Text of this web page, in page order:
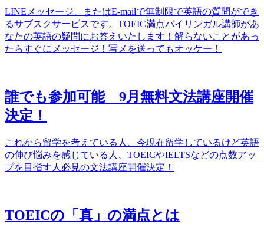
LINEメッセージ、またはE-mailで無制限で英語の質問ができ
るサブスクサービスです。TOEIC満点バイリンガル講師があ
なたの英語の疑問にお答えいたします！解らないことがあっ
たらすぐにメッセージ！写メを送ってもオッケー！
誰でも参加可能 9月無料文法講座開催
決定！
これから留学を考えている人、今現在留学しているけど英語
の伸び悩みを感じている人、TOEICやIELTSなどの点数アッ
プを目指す人必見の文法講座開催決定！
TOEICの「真」の満点とは